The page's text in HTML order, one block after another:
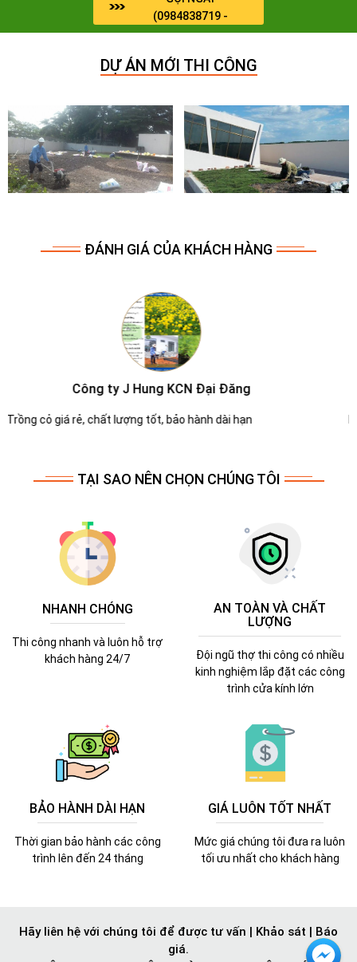
(0984838719 -
0964909071)
DỰ ÁN MỚI THI CÔNG
ĐÁNH GIÁ CỦA KHÁCH HÀNG
Công ty Molen
Dịch vụ chắm sóc cây xanh tốt tận tình
TẠI SAO NÊN CHỌN CHÚNG TÔI
NHANH CHÓNG
Thi công nhanh và luôn hỗ trợ
khách hàng 24/7
AN TOÀN VÀ CHẤT
LƯỢNG
Đội ngũ thợ thi công có nhiều
kinh nghiệm lắp đặt các công
trình cửa kính lớn
BẢO HÀNH DÀI HẠN
Thời gian bảo hành các công
trình lên đến 24 tháng
GIÁ LUÔN TỐT NHẤT
Mức giá chúng tôi đưa ra luôn
tối ưu nhất cho khách hàng
Hãy liên hệ với chúng tôi để được tư vấn | Khảo sát | Báo
giá.